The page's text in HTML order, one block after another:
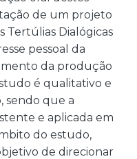
de um projeto
Tertúlias Dialógicas
pessoal da
da produção
é qualitativo e
sendo que a
e aplicada em
do estudo,
de direcionar